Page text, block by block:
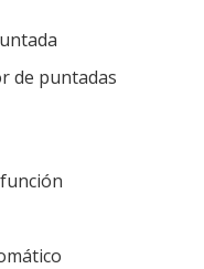
de puntadas